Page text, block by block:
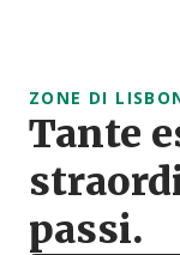
ZONE DI
Tante
passi.